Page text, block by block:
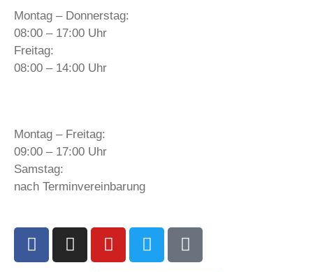
Montag – Donnerstag:
08:00 – 17:00 Uhr
Freitag:
08:00 – 14:00 Uhr
Montag – Freitag:
09:00 – 17:00 Uhr
Samstag:
nach Terminvereinbarung